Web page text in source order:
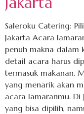
Saleroku Catering:
Jakarta Acara
penuh makna dalam
detail acara harus
termasuk makanan.
yang menarik akan
acara lamaranmu. Di
yang bisa dipilih,